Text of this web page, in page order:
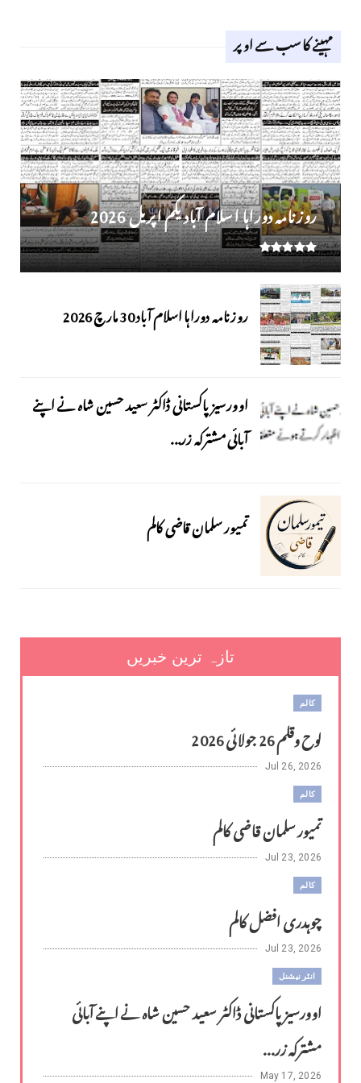
مہینے کا سب سے اوپر
روز نامہ دوراہا اسلام آباد یکم اپریل 2026
روزنامہ دوراہا اسلام آباد 30 مارچ 2026
اوورسیز پاکستانی ڈاکٹر سعید حسین شاہ نے اپنے
آبائی مشترکہ زر...
تمیور سلمان قاضی کالم
تازہ ترین خبریں
کالم
لوح وقلم 26 جولائی 2026
Jul 26, 2026
کالم
تمیور سلمان قاضی کالم
Jul 23, 2026
کالم
چوہدری افضل کالم
Jul 23, 2026
انٹر نیشنل
اوورسیز پاکستانی ڈاکٹر سعید حسین شاہ نے اپنے آبائی
مشترکہ زر...
May 17, 2026